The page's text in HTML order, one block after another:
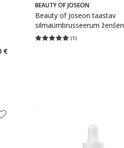
€
BEAUTY OF JOSEON
Beauty of Joseon taastav
silmaümbrusseerum
retinaaliga 30 ml
(1)
Keskmine hinnang 5.00